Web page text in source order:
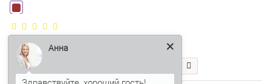
486.58 р.
В корзину
Анна